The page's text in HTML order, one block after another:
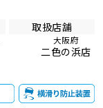
取扱店舗
大阪府
二色の浜店